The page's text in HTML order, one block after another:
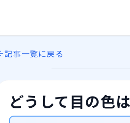
記事一覧に戻る
どうして目の色